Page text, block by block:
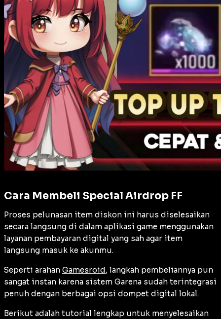
Cara Membeli Special Airdrop FF
Proses pelunasan item diskon ini harus diselesaikan
secara langsung di dalam aplikasi game menggunakan
layanan pembayaran digital yang sah agar item
langsung masuk ke akunmu.
Seperti arahan Gamesroid , langkah pembeliannya pun
sangat instan karena sistem Garena sudah terintegrasi
penuh dengan berbagai opsi dompet digital lokal.
Berikut adalah tutorial lengkap untuk menyelesaikan